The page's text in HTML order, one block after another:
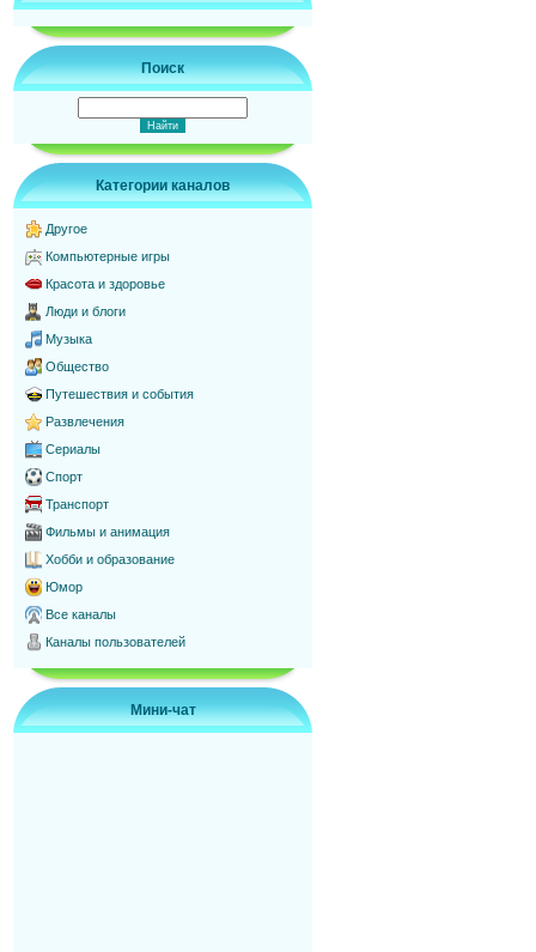
Поиск
Категории каналов
Другое
Компьютерные игры
Красота и здоровье
Люди и блоги
Музыка
Общество
Путешествия и события
Развлечения
Сериалы
Спорт
Транспорт
Фильмы и анимация
Хобби и образование
Юмор
Все каналы
Каналы пользователей
Мини-чат